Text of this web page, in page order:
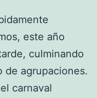
este año
culminando
de agrupaciones.
carnaval